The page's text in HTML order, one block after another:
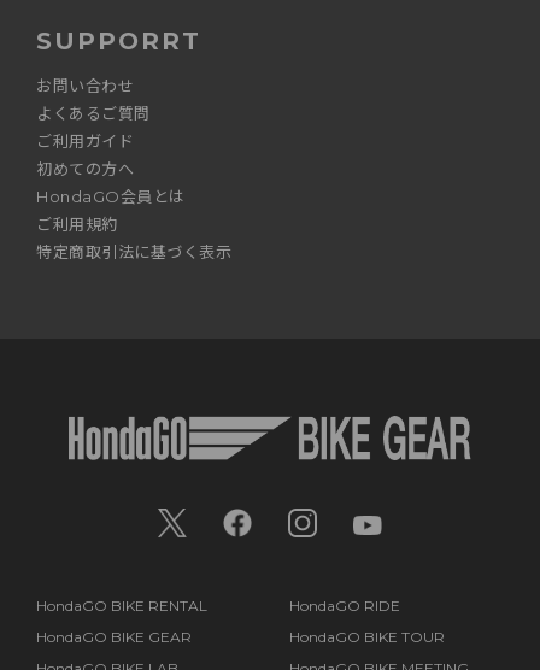
SUPPORRT
お問い合わせ
よくあるご質問
ご利用ガイド
初めての方へ
HondaGO会員とは
ご利用規約
特定商取引法に基づく表示
HondaGO BIKE RENTAL
HondaGO RIDE
HondaGO BIKE GEAR
HondaGO BIKE TOUR